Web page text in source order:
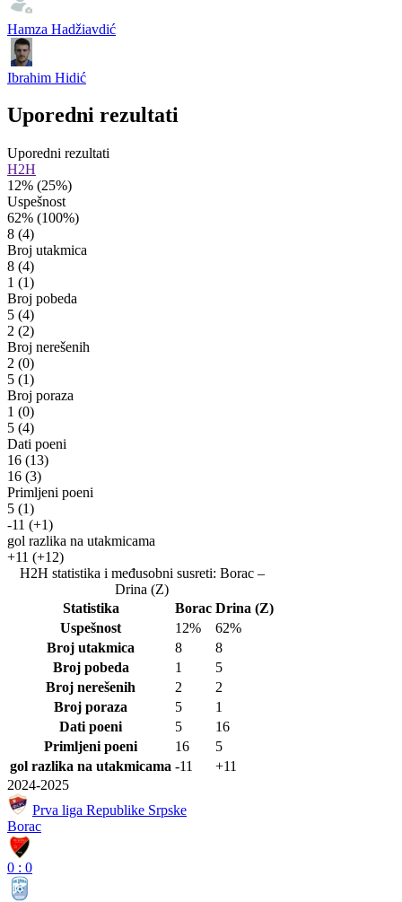
Hamza Hadžiavdić
Ibrahim Hidić
Uporedni rezultati
Uporedni rezultati
H2H
12% (25%)
Uspešnost
62% (100%)
8 (4)
Broj utakmica
8 (4)
1 (1)
Broj pobeda
5 (4)
2 (2)
Broj nerešenih
2 (0)
5 (1)
Broj poraza
1 (0)
5 (4)
Dati poeni
16 (13)
16 (3)
Primljeni poeni
5 (1)
-11 (+1)
gol razlika na utakmicama
+11 (+12)
H2H statistika i međusobni susreti: Borac –
Drina (Z)
Statistika
Borac Drina (Z)
Uspešnost
12%
62%
Broj utakmica
8
8
Broj pobeda
1
5
Broj nerešenih
2
2
Broj poraza
5
1
Dati poeni
5
16
Primljeni poeni
16
5
gol razlika na utakmicama -11
+11
2024-2025
Prva liga Republike Srpske
Borac
0 : 0